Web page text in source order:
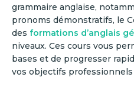
grammaire anglaise,
pronoms démonstratifs, le
des formations d’anglais
niveaux. Ces cours vous
bases et de progresser
vos objectifs